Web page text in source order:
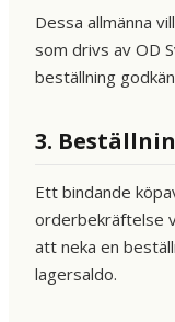
Dessa allmänna
som drivs av OD
beställning
3.
Ett bindande
orderbekräftelse
att neka en
lagersaldo.